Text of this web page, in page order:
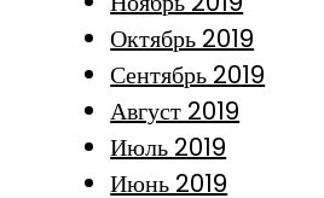
Октябрь 2019
Сентябрь 2019
Август 2019
Июль 2019
Июнь 2019